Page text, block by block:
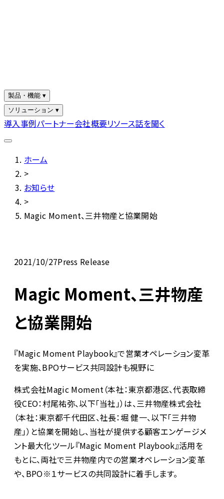
製品・機能 ▾
ソリューション ▾
導入事例パートナー会社概要リソース話を聞く
ホーム
>
お知らせ
>
Magic Moment、三井物産と協業開始
2021/10/27Press Release
Magic Moment、三井物産
と協業開始
『Magic Moment Playbook』で営業オペレーション変革
を実施、BPOサービス共同設計も視野に
株式会社Magic Moment（本社：東京都港区、代表取締
役CEO：村尾祐弥、以下「当社」）は、三井物産株式会社
（本社：東京都千代田区、社長：堀 健一、以下「三井物
産」）と協業を開始し、当社が提供する顧客エンゲージメ
ント最大化ツール『Magic Moment Playbook』活用を
もとに、両社で三井物産内での営業オペレーション変革
や、BPO※１サービスの共同設計に着手します。